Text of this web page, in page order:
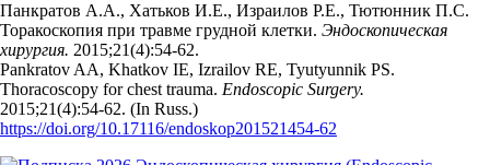
Панкратов А.А., Хатьков И.Е., Израилов Р.Е., Тютюнник П.С.
Торакоскопия при травме грудной клетки. Эндоскопическая
хирургия. 2015;21(4):54‑62.
Pankratov AA, Khatkov IE, Izrailov RE, Tyutyunnik PS.
Thoracoscopy for chest trauma. Endoscopic Surgery.
2015;21(4):54‑62. (In Russ.)
https://doi.org/10.17116/endoskop201521454-62